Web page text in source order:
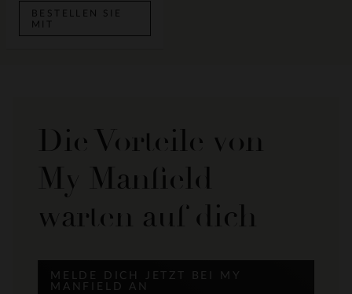
BESTELLEN SIE
MIT
Die Vorteile von
My Manfield
warten auf dich
MELDE DICH JETZT BEI MY
MANFIELD AN